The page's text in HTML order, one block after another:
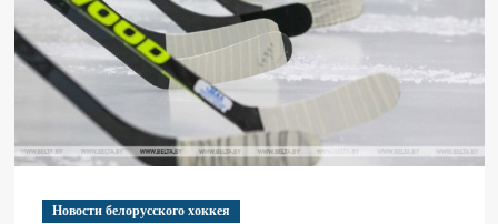
Новости белорусского хоккея